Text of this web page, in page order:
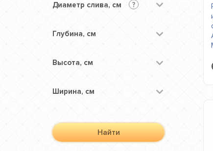
Диаметр слива, см ?
Глубина, см
Высота, см
Ширина, см
Найти